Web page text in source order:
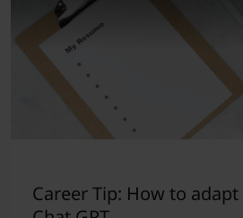
Career Tip: How to